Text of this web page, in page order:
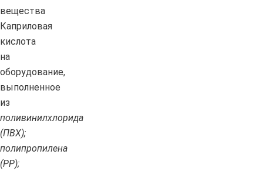
вещества
Каприловая
кислота
на
оборудование,
выполненное
из
поливинилхлорида
(ПВХ);
полипропилена
(PP);